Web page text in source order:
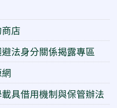
店
法身分關係揭露專區
具借用機制與保管辦法